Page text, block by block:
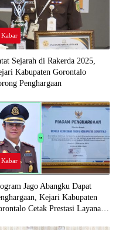
Kabar
Sejarah di Rakerda 2025,
Kabupaten Gorontalo
Penghargaan
Kabar
Jago Abangku Dapat
Kejari Kabupaten
Cetak Prestasi Layanan